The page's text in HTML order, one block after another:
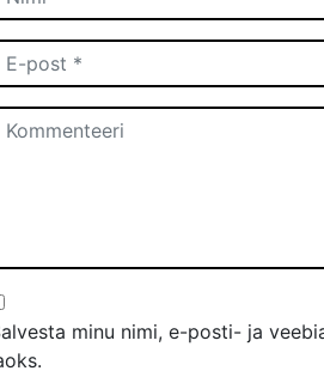
minu nimi, e-posti- ja